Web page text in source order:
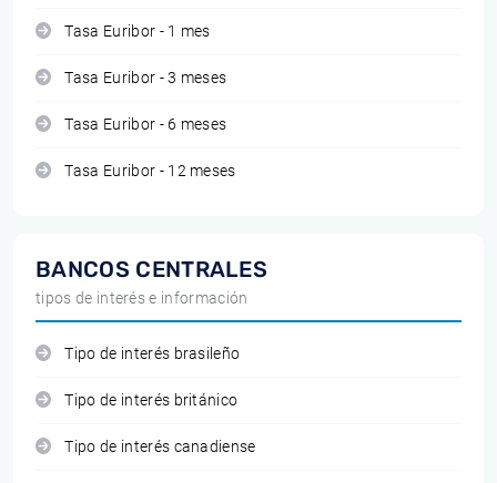
Tasa Euribor - 1 mes
Tasa Euribor - 3 meses
Tasa Euribor - 6 meses
Tasa Euribor - 12 meses
BANCOS CENTRALES
tipos de interés e información
Tipo de interés brasileño
Tipo de interés británico
Tipo de interés canadiense